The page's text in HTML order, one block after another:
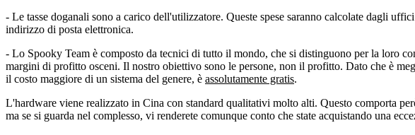
- Le tasse doganali sono a carico dell'utilizzatore. Queste spese saranno calcolate dagli
indirizzo di posta elettronica.
- Lo Spooky Team è composto da tecnici di tutto il mondo, che si distinguono per la loro
margini di profitto osceni. Il nostro obiettivo sono le persone, non il profitto. Dato che è
il costo maggiore di un sistema del genere, è assolutamente gratis.
L'hardware viene realizzato in Cina con standard qualitativi molto alti. Questo comporta
ma se si guarda nel complesso, vi renderete comunque conto che state acquistando una